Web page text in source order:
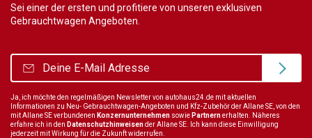
Sei einer der ersten und profitiere von unseren exklusiven
Gebrauchtwagen Angeboten.
Ja, ich möchte den regelmäßigen Newsletter von autohaus24.de mit aktuellen
Informationen zu Neu- Gebrauchtwagen-Angeboten und Kfz-Zubehör der Allane SE, von den
mit Allane SE verbundenen Konzernunternehmen sowie Partnernerhalten. Näheres
erfahre ich in den Datenschutzhinweisender Allane SE. Ich kann diese Einwilligung
jederzeit mit Wirkung für die Zukunft widerrufen.